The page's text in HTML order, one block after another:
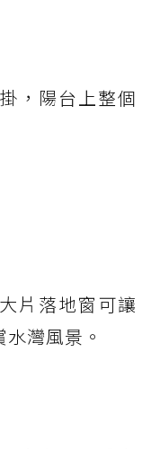
，陽台上整個
片落地窗可讓
灣風景。